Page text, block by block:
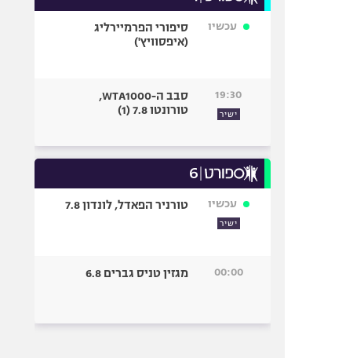
עכשיו
סיפורי הפרמיירליג
(איפסוויץ')
19:30
ישיר
סבב ה-WTA1000,
טורונטו 7.8 (1)
עכשיו
ישיר
טורניר הפאדל, לונדון 7.8
00:00 מגזין טניס גברים 6.8